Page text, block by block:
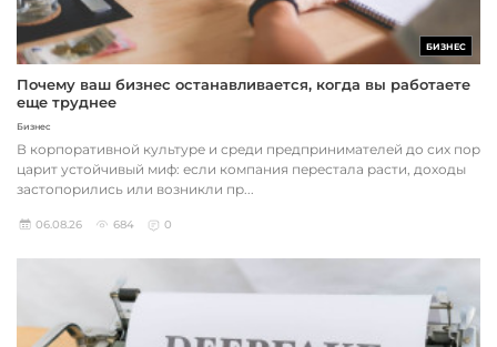
БИЗНЕС
Почему ваш бизнес останавливается, когда вы работаете
еще труднее
Бизнес
В корпоративной культуре и среди предпринимателей до сих пор
царит устойчивый миф: если компания перестала расти, доходы
застопорились или возникли пр...
06.08.26 684 0